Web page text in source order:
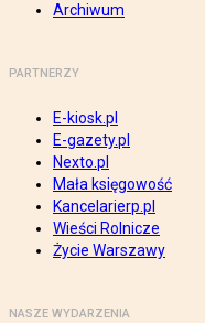
Archiwum
PARTNERZY
E-kiosk.pl
E-gazety.pl
Nexto.pl
Mała księgowość
Kancelarierp.pl
Wieści Rolnicze
Życie Warszawy
NASZE WYDARZENIA